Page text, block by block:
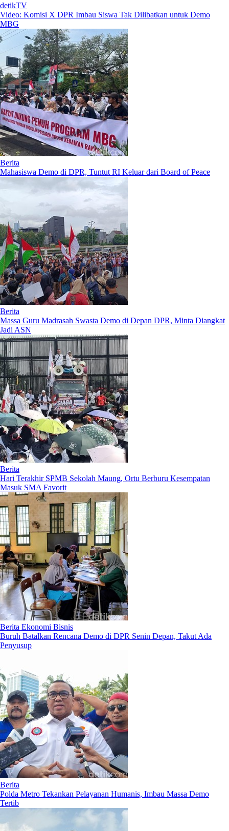
detikTV
Video: Komisi X DPR Imbau Siswa Tak Dilibatkan untuk Demo
MBG
Berita
Mahasiswa Demo di DPR, Tuntut RI Keluar dari Board of Peace
Berita
Massa Guru Madrasah Swasta Demo di Depan DPR, Minta Diangkat
Jadi ASN
Berita
Hari Terakhir SPMB Sekolah Maung, Ortu Berburu Kesempatan
Masuk SMA Favorit
Berita Ekonomi Bisnis
Buruh Batalkan Rencana Demo di DPR Senin Depan, Takut Ada
Penyusup
Berita
Polda Metro Tekankan Pelayanan Humanis, Imbau Massa Demo
Tertib